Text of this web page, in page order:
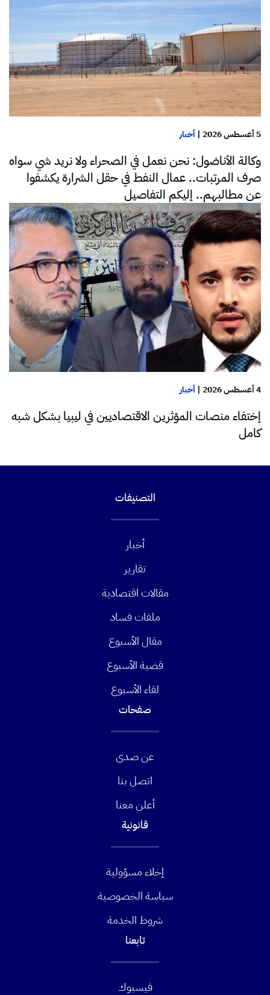
5 أغسطس 2026 | أخبار
وكالة الأناضول: نحن نعمل في الصحراء ولا نريد شي سواه
صرف المرتبات.. عمال النفط في حقل الشرارة يكشفوا
عن مطالبهم.. إليكم التفاصيل
4 أغسطس 2026 | أخبار
إختفاء منصات المؤثرين الاقتصاديين في ليبيا بشكل شبه
كامل
التصنيفات
أخبار
تقارير
مقالات اقتصادية
ملفات فساد
مقال الأسبوع
قضية الأسبوع
لقاء الأسبوع
صفحات
عن صدى
اتصل بنا
أعلن معنا
قانونية
إخلاء مسؤولية
سياسة الخصوصية
شروط الخدمة
تابعنا
فيسبوك